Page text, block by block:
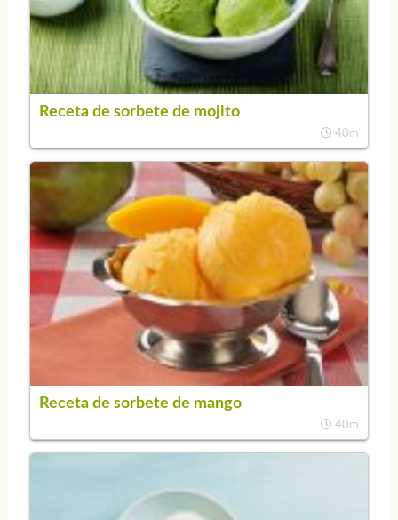
Receta de sorbete de mojito
40m
Receta de sorbete de mango
40m